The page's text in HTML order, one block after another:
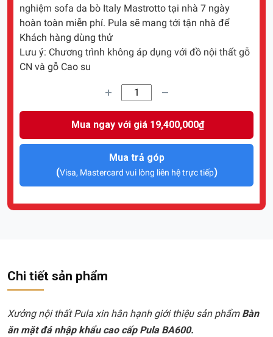
nghiệm sofa da bò Italy Mastrotto tại nhà 7 ngày
hoàn toàn miễn phí. Pula sẽ mang tới tận nhà để
Khách hàng dùng thử
Lưu ý: Chương trình không áp dụng với đồ nội thất gỗ
CN và gỗ Cao su
Mua ngay với giá 19,400,000₫
Mua trả góp
(Visa, Mastercard vui lòng liên hệ trực tiếp)
Chi tiết sản phẩm
Xưởng nội thất Pula xin hân hạnh giới thiệu sản phẩm Bàn
ăn mặt đá nhập khẩu cao cấp Pula BA600.